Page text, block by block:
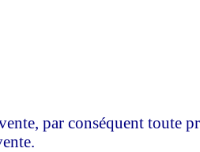
conséquent toute